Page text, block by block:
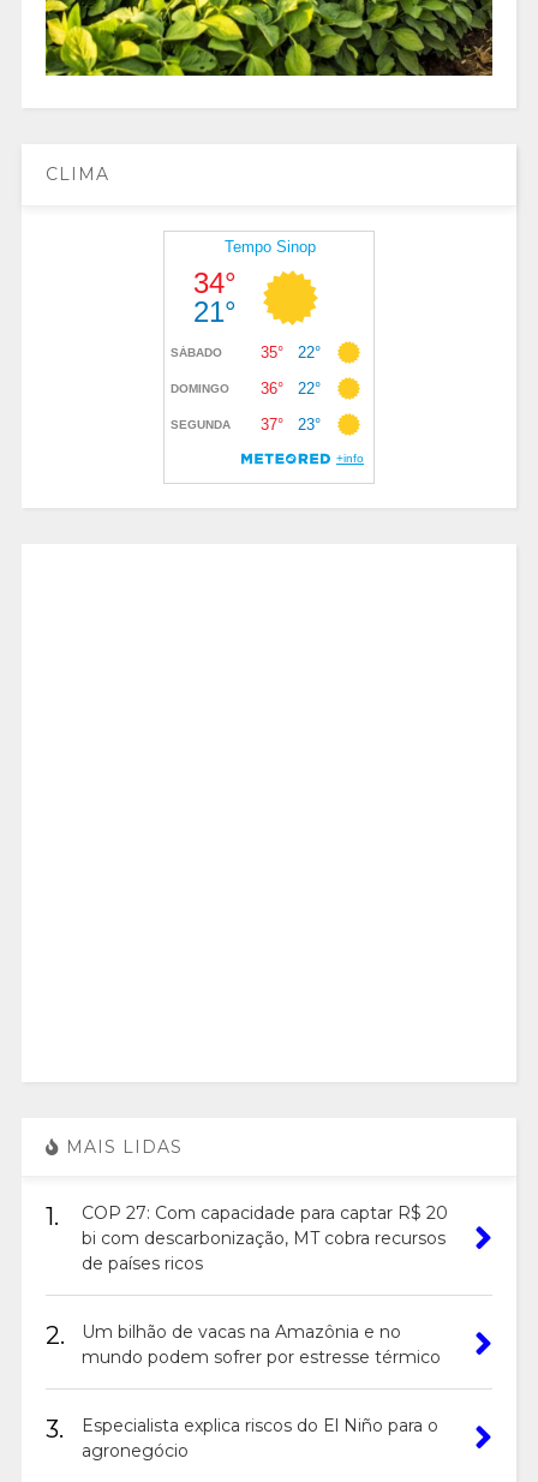
CLIMA
MAIS LIDAS
1.
COP 27: Com capacidade para captar R$ 20
bi com descarbonização, MT cobra recursos
de países ricos
2.
Um bilhão de vacas na Amazônia e no
mundo podem sofrer por estresse térmico
3.
Especialista explica riscos do El Niño para o
agronegócio